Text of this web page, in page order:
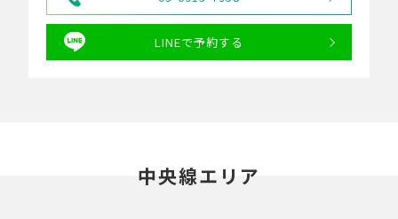
LINEで予約する
中央線エリア